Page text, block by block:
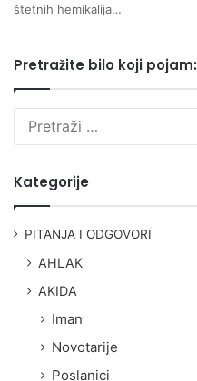
štetnih hemikalija…
Pretražite bilo koji pojam:
Kategorije
PITANJA I ODGOVORI
AHLAK
AKIDA
Iman
Novotarije
Poslanici